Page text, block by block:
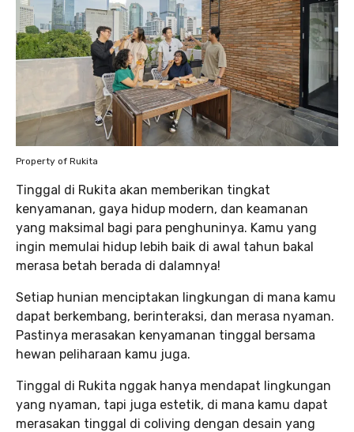
Property of Rukita
Tinggal di Rukita akan memberikan tingkat
kenyamanan, gaya hidup modern, dan keamanan
yang maksimal bagi para penghuninya. Kamu yang
ingin memulai hidup lebih baik di awal tahun bakal
merasa betah berada di dalamnya!
Setiap hunian menciptakan lingkungan di mana kamu
dapat berkembang, berinteraksi, dan merasa nyaman.
Pastinya merasakan kenyamanan tinggal bersama
hewan peliharaan kamu juga.
Tinggal di Rukita nggak hanya mendapat lingkungan
yang nyaman, tapi juga estetik, di mana kamu dapat
merasakan tinggal di coliving dengan desain yang